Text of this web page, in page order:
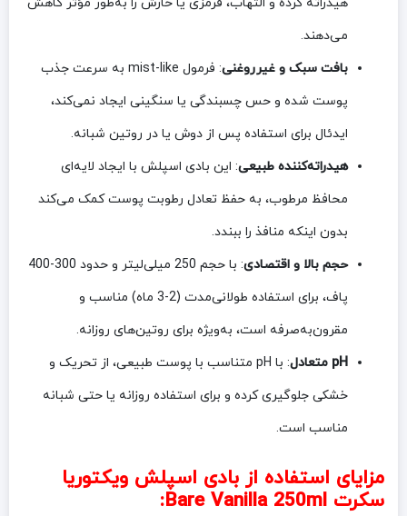
می‌دهند.
بافت سبک و غیرروغنی
: فرمول mist-like به سرعت جذب
پوست شده و حس چسبندگی یا سنگینی ایجاد نمی‌کند،
ایدئال برای استفاده پس از دوش یا در روتین شبانه.
هیدراته‌کننده طبیعی: این بادی اسپلش با ایجاد لایه‌ای
محافظ مرطوب، به حفظ تعادل رطوبت پوست کمک می‌کند
بدون اینکه منافذ را ببندد.
حجم بالا و اقتصادی
: با حجم 250 میلی‌لیتر و حدود 300-400
پاف، برای استفاده طولانی‌مدت (2-3 ماه) مناسب و
مقرون‌به‌صرفه است، به‌ویژه برای روتین‌های روزانه.
pH متعادل
: با pH متناسب با پوست طبیعی، از تحریک و
خشکی جلوگیری کرده و برای استفاده روزانه یا حتی شبانه
مناسب است.
مزایای استفاده از بادی اسپلش ویکتوریا
سکرت Bare Vanilla 250ml: